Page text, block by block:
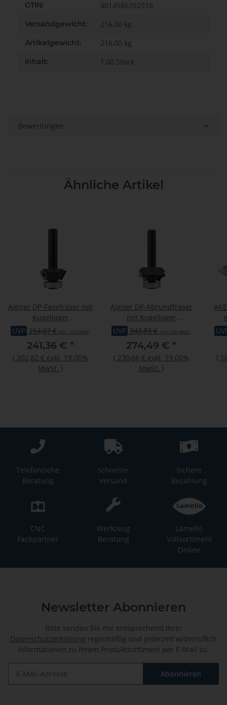
GTIN: 4014586392516
Versandgewicht: 216,00 kg
Artikelgewicht: 216,00 kg
Inhalt: 1,00 Stück
Bewertungen
Ähnliche Artikel
Aigner DP-Fasefräser mit
Kugellager
"Konstantin®-Mini"
MAN D=24 Fase=30°
UVP 254,07 € (inkl. 19% MwSt.)
241,36 € *
( 202,82 € exkl. 19.00%
MwSt. )
Aigner DP-Abrundfräser
mit Kugellager
"Konstantin®-Mini"
MAN, C166-412R2-R3
UVP 343,83 € (inkl. 19% MwSt.)
274,49 € *
( 230,66 € exkl. 19.00%
MwSt. )
(
Telefonische
Beratung
schneller
Versand
Sichere
Bezahlung
CNC
Fachpartner
Werkzeug
Beratung
Lamello
Vollsortiment
Online
Newsletter Abonnieren
Bitte senden Sie mir entsprechend Ihrer
Datenschutzerklärung regelmäßig und jederzeit widerruflich
Informationen zu Ihrem Produktsortiment per E-Mail zu.
Abonnieren